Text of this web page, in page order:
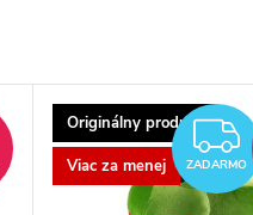
Originálny produkt
Viac za menej
ZADARMO